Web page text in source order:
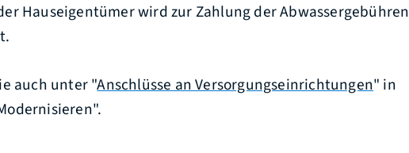
Hauseigentümer wird zur Zahlung der Abwassergebühren
auch unter "Anschlüsse an Versorgungseinrichtungen" in
eren".